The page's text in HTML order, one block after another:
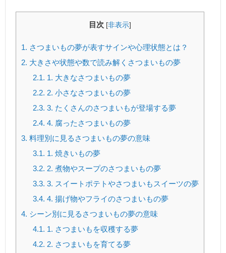
目次 [非表示]
1. さつまいもの夢が表すサインや心理状態とは？
2. 大きさや状態や数で読み解くさつまいもの夢
2.1. 1. 大きなさつまいもの夢
2.2. 2. 小さなさつまいもの夢
2.3. 3. たくさんのさつまいもが登場する夢
2.4. 4. 腐ったさつまいもの夢
3. 料理別に見るさつまいもの夢の意味
3.1. 1. 焼きいもの夢
3.2. 2. 煮物やスープのさつまいもの夢
3.3. 3. スイートポテトやさつまいもスイーツの夢
3.4. 4. 揚げ物やフライのさつまいもの夢
4. シーン別に見るさつまいもの夢の意味
4.1. 1. さつまいもを収穫する夢
4.2. 2. さつまいもを育てる夢